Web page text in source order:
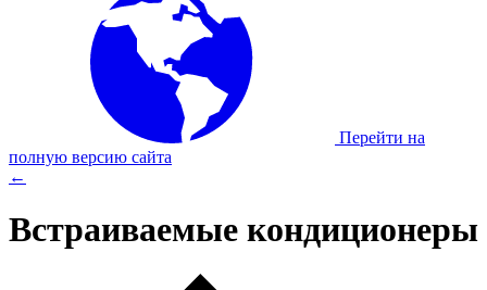
Перейти на
полную версию сайта
←
Встраиваемые кондиционеры